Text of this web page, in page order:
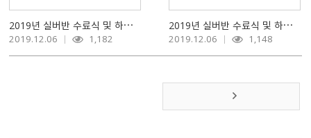
2019년 실버반 수료식 및 하반기 수강생 발표회 (13)
2019.12.06 1,182
2019년 실버반 수료식 및 하반기 수강생 발표회 (12)
2019.12.06 1,148